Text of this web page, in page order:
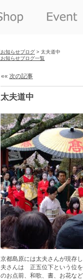
知らせブログ > 太夫道中
知らせブログ一覧
«« 次の記事
太夫道中
京都島原には太夫さんが現存
夫さんは 正五位下という位
のお点前、和歌、書、お花な